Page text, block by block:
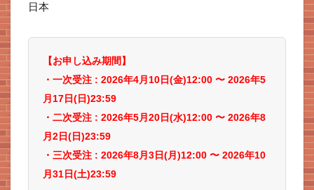
日本
【お申し込み期間】
・一次受注 : 2026年4月10日(金)12:00 〜 2026年5
月17日(日)23:59
・二次受注 : 2026年5月20日(水)12:00 〜 2026年8
月2日(日)23:59
・三次受注 : 2026年8月3日(月)12:00 〜 2026年10
月31日(土)23:59